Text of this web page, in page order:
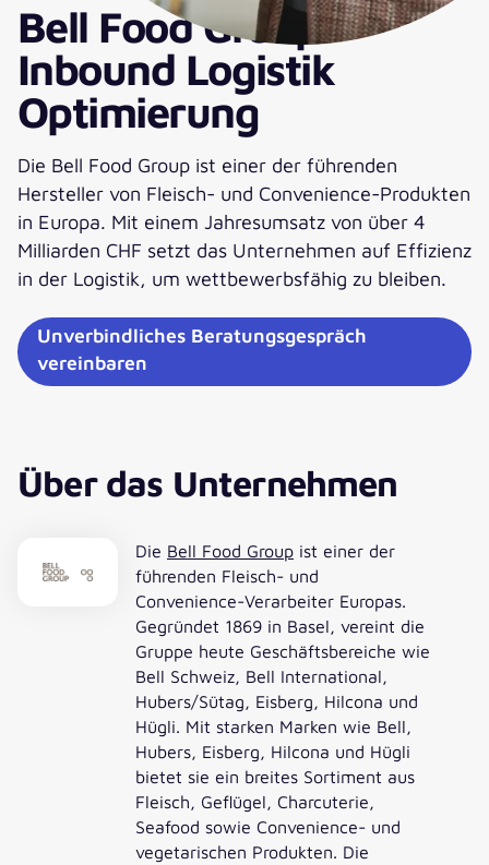
Bell Food Group:
Inbound Logistik
Optimierung
Die Bell Food Group ist einer der führenden
Hersteller von Fleisch- und Convenience-Produkten
in Europa. Mit einem Jahresumsatz von über 4
Milliarden CHF setzt das Unternehmen auf Effizienz
in der Logistik, um wettbewerbsfähig zu bleiben.
Unverbindliches Beratungsgespräch
vereinbaren
Über das Unternehmen
Die Bell Food Group ist einer der
führenden Fleisch- und
Convenience-Verarbeiter Europas.
Gegründet 1869 in Basel, vereint die
Gruppe heute Geschäftsbereiche wie
Bell Schweiz, Bell International,
Hubers/Sütag, Eisberg, Hilcona und
Hügli. Mit starken Marken wie Bell,
Hubers, Eisberg, Hilcona und Hügli
bietet sie ein breites Sortiment aus
Fleisch, Geflügel, Charcuterie,
Seafood sowie Convenience- und
vegetarischen Produkten. Die